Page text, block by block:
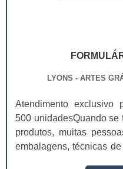
LYONS - ARTES
Atendimento exclusivo
500 unidadesQuando se
produtos, muitas
embalagens, técnicas